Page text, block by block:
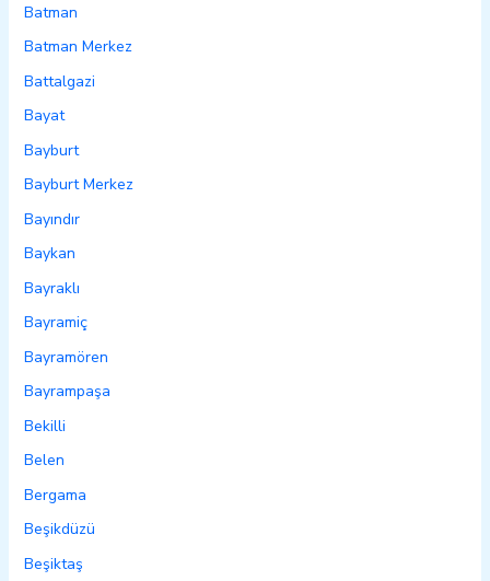
Batman
Batman Merkez
Battalgazi
Bayat
Bayburt
Bayburt Merkez
Bayındır
Baykan
Bayraklı
Bayramiç
Bayramören
Bayrampaşa
Bekilli
Belen
Bergama
Beşikdüzü
Beşiktaş